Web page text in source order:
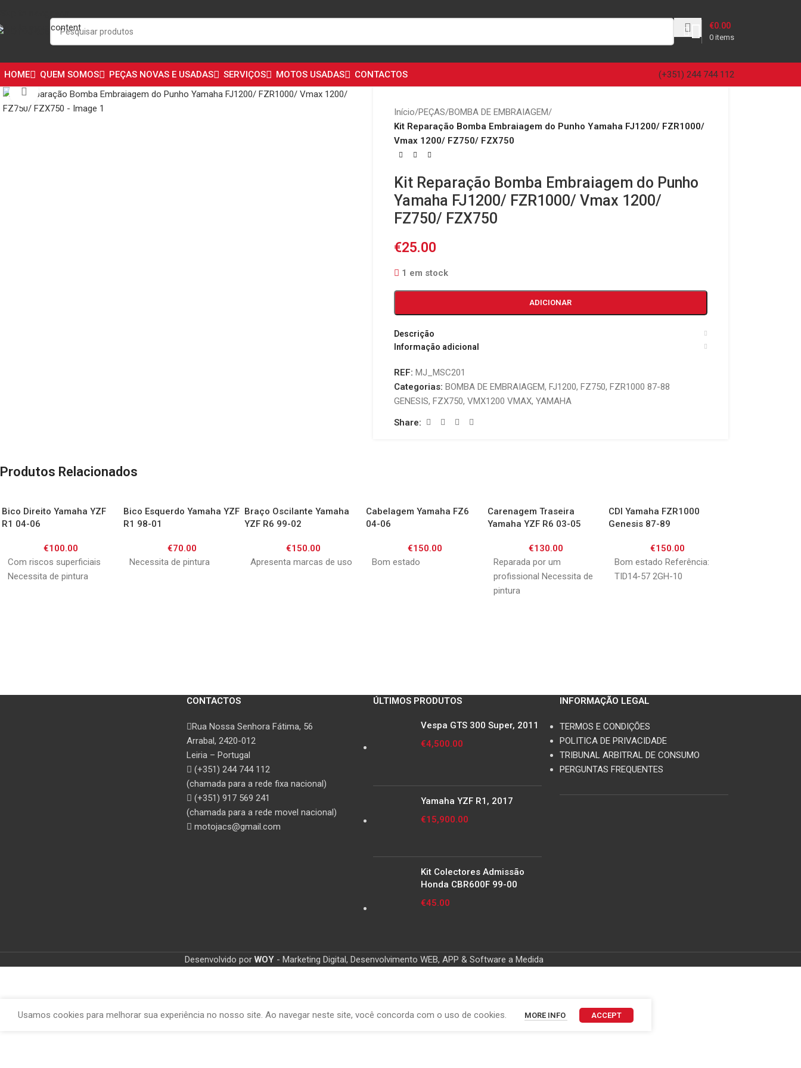
Skip to main content
0 items
€0.00
HOME QUEM SOMOS PEÇAS NOVAS E USADAS SERVIÇOS MOTOS USADAS CONTACTOS (+351) 244 744 112
Click to enlarge
Início/PEÇAS/BOMBA DE EMBRAIAGEM/
Kit Reparação Bomba Embraiagem do Punho Yamaha FJ1200/ FZR1000/
Vmax 1200/ FZ750/ FZX750
Kit Reparação Bomba Embraiagem do Punho
Yamaha FJ1200/ FZR1000/ Vmax 1200/
FZ750/ FZX750
€25.00
1 em stock
ADICIONAR
Descrição
Informação adicional
REF: MJ_MSC201
Categorias: BOMBA DE EMBRAIAGEM, FJ1200, FZ750, FZR1000 87-88
GENESIS, FZX750, VMX1200 VMAX, YAMAHA
Share:
Produtos Relacionados
Bico Direito Yamaha YZF
R1 04-06
€100.00
Com riscos superficiais
Necessita de pintura
Bico Esquerdo Yamaha YZF
R1 98-01
€70.00
Necessita de pintura
Braço Oscilante Yamaha
YZF R6 99-02
€150.00
Apresenta marcas de uso
Cabelagem Yamaha FZ6
04-06
€150.00
Bom estado
Carenagem Traseira
Yamaha YZF R6 03-05
€130.00
Reparada por um
profissional Necessita de
pintura
CDI Yamaha FZR1000
Genesis 87-89
€150.00
Bom estado Referência:
TID14-57 2GH-10
CONTACTOS
Rua Nossa Senhora Fátima, 56
Arrabal, 2420-012
Leiria – Portugal
(+351) 244 744 112
(chamada para a rede fixa nacional)
(+351) 917 569 241
(chamada para a rede movel nacional)
motojacs@gmail.com
ÚLTIMOS PRODUTOS
Vespa GTS 300 Super, 2011
€4,500.00
Yamaha YZF R1, 2017
€15,900.00
Kit Colectores Admissão
Honda CBR600F 99-00
€45.00
INFORMAÇÃO LEGAL
TERMOS E CONDIÇÕES
POLITICA DE PRIVACIDADE
TRIBUNAL ARBITRAL DE CONSUMO
PERGUNTAS FREQUENTES
Desenvolvido por WOY - Marketing Digital, Desenvolvimento WEB, APP & Software a Medida
Usamos cookies para melhorar sua experiência no nosso site. Ao navegar neste site, você concorda com o uso de cookies. MORE INFO ACCEPT